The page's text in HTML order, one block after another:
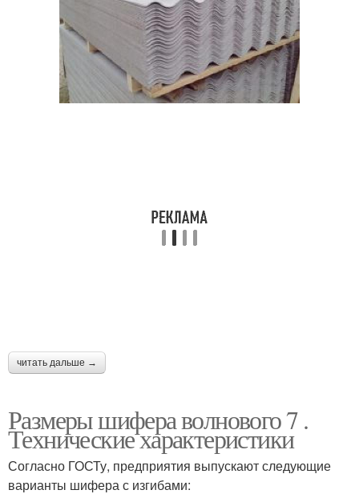
читать дальше →
Размеры шифера волнового 7 .
Технические характеристики
Согласно ГОСТу, предприятия выпускают следующие
варианты шифера с изгибами: